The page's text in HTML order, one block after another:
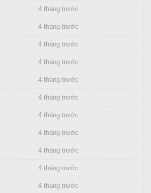
4 tháng trước
4 tháng trước
4 tháng trước
4 tháng trước
4 tháng trước
4 tháng trước
4 tháng trước
4 tháng trước
4 tháng trước
4 tháng trước
4 tháng trước